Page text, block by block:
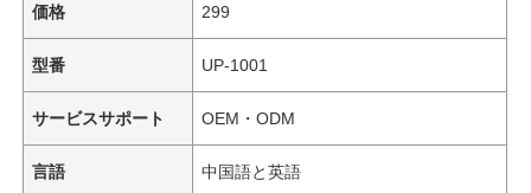
価格 299
型番 UP-1001
サービスサポート OEM・ODM
言語 中国語と英語